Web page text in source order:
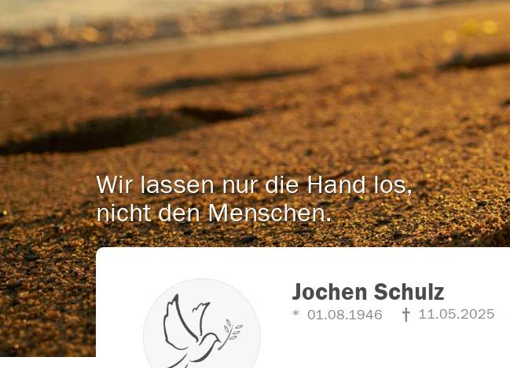
Wir lassen nur die Hand los,
nicht den Menschen.
Jochen Schulz
01.08.1946 11.05.2025